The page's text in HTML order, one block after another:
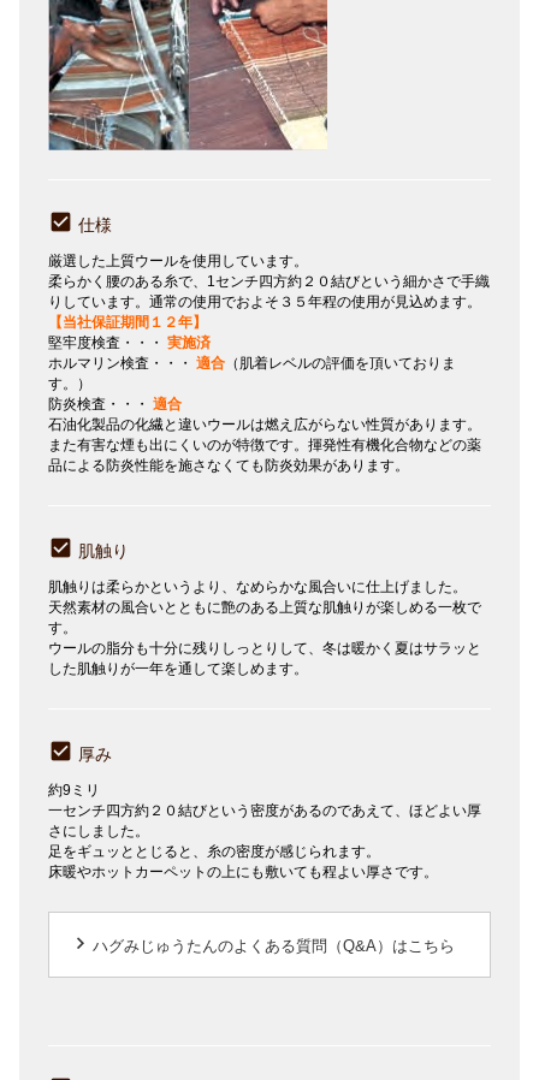
仕様
厳選した上質ウールを使用しています。
柔らかく腰のある糸で、1センチ四方約２０結びという細かさで手織
りしています。通常の使用でおよそ３５年程の使用が見込めます。
【当社保証期間１２年】
堅牢度検査・・・ 実施済
ホルマリン検査・・・ 適合 （肌着レベルの評価を頂いておりま
す。）
防炎検査・・・ 適合
石油化製品の化繊と違いウールは燃え広がらない性質があります。
また有害な煙も出にくいのが特徴です。揮発性有機化合物などの薬
品による防炎性能を施さなくても防炎効果があります。
肌触り
肌触りは柔らかというより、なめらかな風合いに仕上げました。
天然素材の風合いとともに艶のある上質な肌触りが楽しめる一枚で
す。
ウールの脂分も十分に残りしっとりして、冬は暖かく夏はサラッと
した肌触りが一年を通して楽しめます。
厚み
約9ミリ
一センチ四方約２０結びという密度があるのであえて、ほどよい厚
さにしました。
足をギュッととじると、糸の密度が感じられます。
床暖やホットカーペットの上にも敷いても程よい厚さです。
keyboard_arrow_right ハグみじゅうたんのよくある質問（Q&A）はこちら